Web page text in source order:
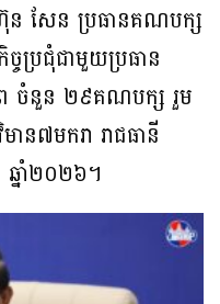
ន សែន ប្រធានគណបក្ស
ចប្រជុំជាមួយប្រធាន
ចំនួន ២៩គណបក្ស រួម
ន៧មករា រាជធានី
ឆ្នាំ២០២៦។